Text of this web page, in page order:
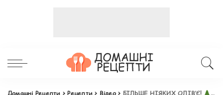
Домашні Рецепти >Рецепти > Відео> БІЛЬШЕ НІЯКИХ ОЛІВ‘Є!